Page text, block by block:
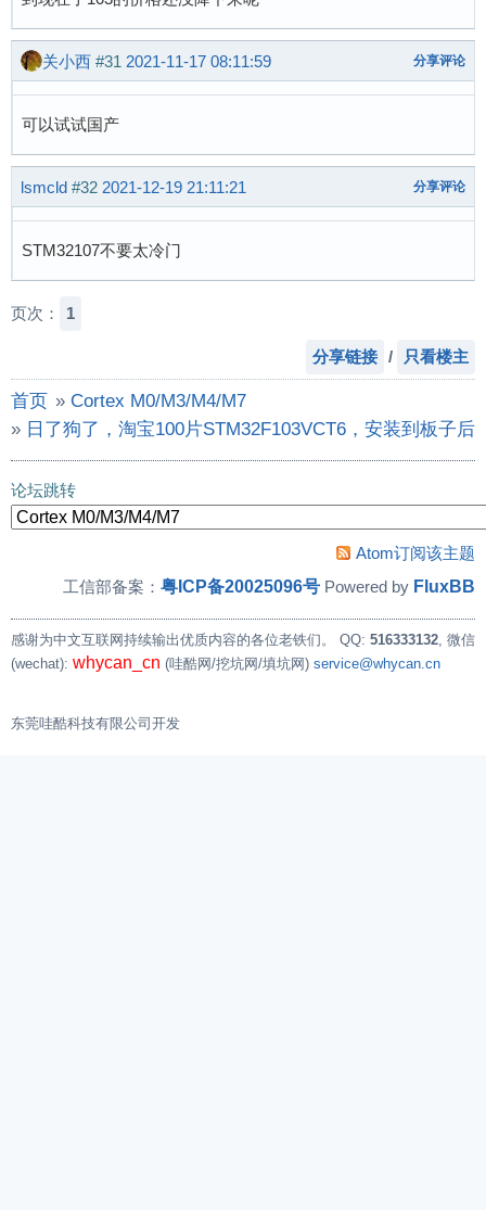
关小西 #31 2021-11-17 08:11:59 分享评论
可以试试国产
lsmcld #32 2021-12-19 21:11:21 分享评论
STM32107不要太冷门
页次： 1
分享链接 / 只看楼主
首页 » Cortex M0/M3/M4/M7
» 日了狗了，淘宝100片STM32F103VCT6，安装到板子后
论坛跳转
Atom订阅该主题
工信部备案： 粤ICP备20025096号 Powered by FluxBB
感谢为中文互联网持续输出优质内容的各位老铁们。 QQ: 516333132, 微信
(wechat): whycan_cn (哇酷网/挖坑网/填坑网) service@whycan.cn
东莞哇酷科技有限公司开发